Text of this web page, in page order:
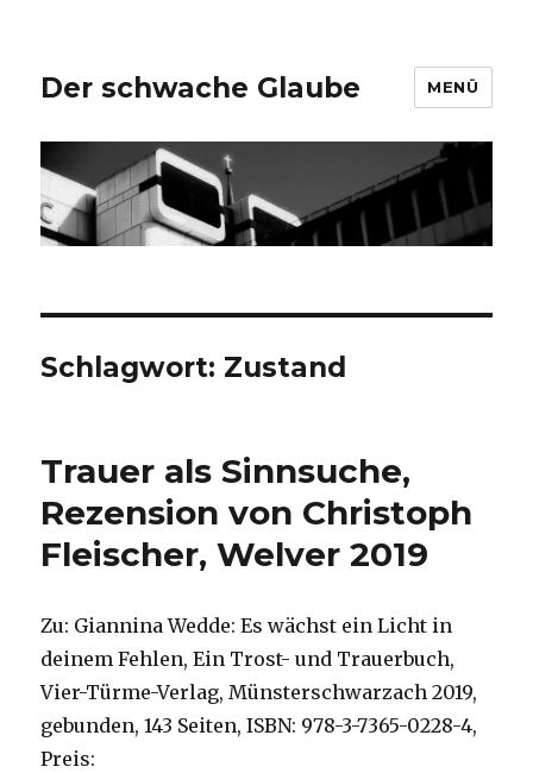
Der schwache Glaube MENÜ
Schlagwort: Zustand
Trauer als Sinnsuche,
Rezension von Christoph
Fleischer, Welver 2019
Zu: Giannina Wedde: Es wächst ein Licht in
deinem Fehlen, Ein Trost- und Trauerbuch,
Vier-Türme-Verlag, Münsterschwarzach 2019,
gebunden, 143 Seiten, ISBN: 978-3-7365-0228-4,
Preis: